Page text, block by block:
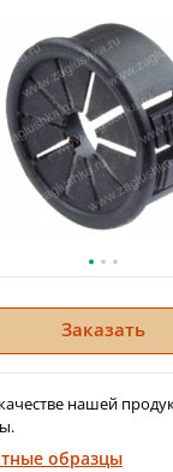
Заказать
нашей
образцы